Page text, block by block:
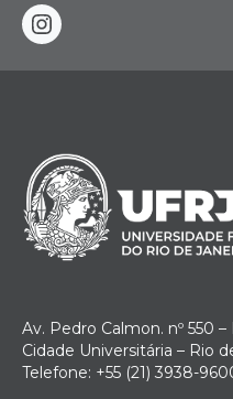
instagram
Av. Pedro Calmon. nº 550
Cidade Universitária – Rio
Telefone: +55 (21) 3938-